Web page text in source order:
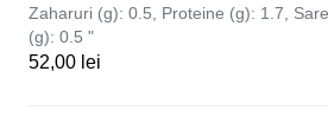
Zaharuri (g): 0.5, Proteine (g): 1.7, Sare
(g): 0.5 "
52,00 lei